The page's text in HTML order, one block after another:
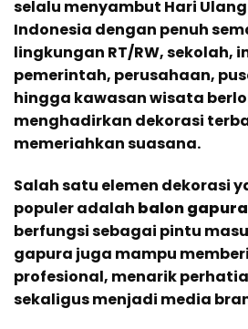
selalu menyambut Hari
Indonesia dengan penuh
lingkungan RT/RW, sekolah,
pemerintah, perusahaan,
hingga kawasan wisata
menghadirkan dekorasi
memeriahkan suasana.
Salah satu elemen dekorasi
populer adalah balon gapura
berfungsi sebagai pintu
gapura juga mampu
profesional, menarik
sekaligus menjadi media